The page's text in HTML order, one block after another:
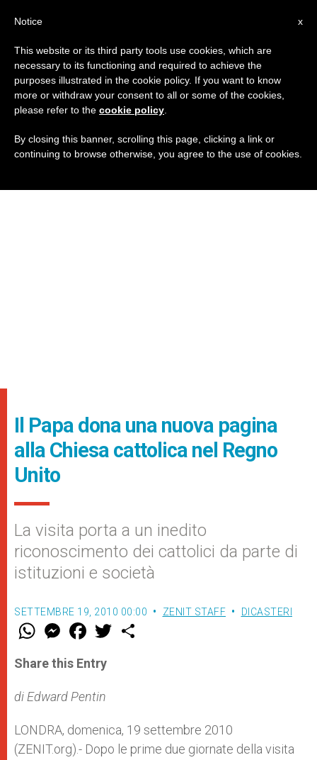
Il Papa dona una nuova pagina
alla Chiesa cattolica nel Regno
Unito
La visita porta a un inedito
riconoscimento dei cattolici da parte di
istituzioni e società
SETTEMBRE 19, 2010 00:00 ZENIT STAFF DICASTERI
W
t
s
p
p
M
e
s
e
g
e
F
a
e
b
o
k
w
Share this Entry
di Edward Pentin
LONDRA, domenica, 19 settembre 2010
(ZENIT.org).- Dopo le prime due giornate della visita
x
Notice
This website or its third party tools use cookies, which are
necessary to its functioning and required to achieve the
purposes illustrated in the cookie policy. If you want to know
more or withdraw your consent to all or some of the cookies,
please refer to the cookie policy
By closing this banner, scrolling this page, clicking a link or
continuing to browse otherwise, you agree to the use of cookies.